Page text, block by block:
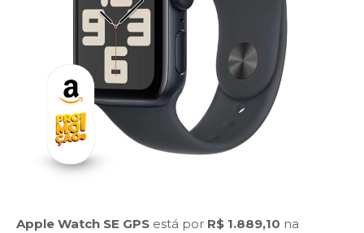
Apple Watch SE GPS está por R$ 1.889,10 na